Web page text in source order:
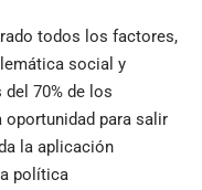
todos los factores,
social y
70% de los
oportunidad para salir
la aplicación
política